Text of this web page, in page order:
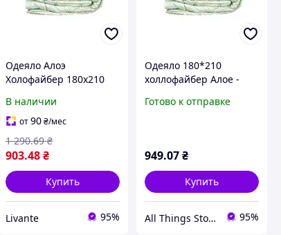
Одеяло Алоэ
Холофайбер 180х210
CONSTANCY "Lv"
В наличии
от90 ₴/мес
903.48 ₴
1 290.69 ₴
Купить
Livante 95%
Одеяло 180*210
холлофайбер Алое -
Готово к отправке
949.07₴
Купить
All Things Store 95%